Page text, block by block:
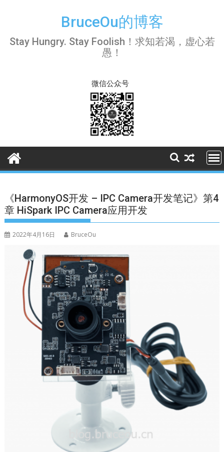
BruceOu的博客
Stay Hungry. Stay Foolish！求知若渴，虚心若
愚！
微信公众号
《HarmonyOS开发 – IPC Camera开发笔记》第4
章 HiSpark IPC Camera应用开发
2022年4月16日 BruceOu